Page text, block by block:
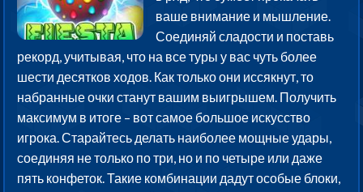
ваше внимание и мышление.
Соединяй сладости и поставь
рекорд, учитывая, что на все туры у вас чуть более
шести десятков ходов. Как только они иссякнут, то
набранные очки станут вашим выигрышем. Получить
максимум в итоге – вот самое большое искусство
игрока. Старайтесь делать наиболее мощные удары,
соединяя не только по три, но и по четыре или даже
пять конфеток. Такие комбинации дадут особые блоки,